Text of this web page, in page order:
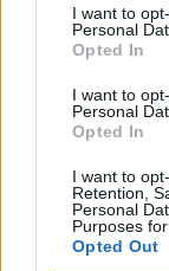
I want to
Personal
Opted In
I want to
Personal
Opted In
I want to
Retention,
Personal
Purposes
Opted Out